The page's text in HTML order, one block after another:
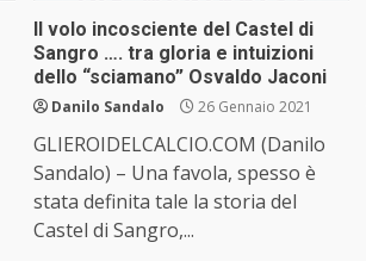
Il volo incosciente del Castel di
Sangro …. tra gloria e intuizioni
dello “sciamano” Osvaldo Jaconi
Danilo Sandalo 26 Gennaio 2021
GLIEROIDELCALCIO.COM (Danilo
Sandalo) – Una favola, spesso è
stata definita tale la storia del
Castel di Sangro,...